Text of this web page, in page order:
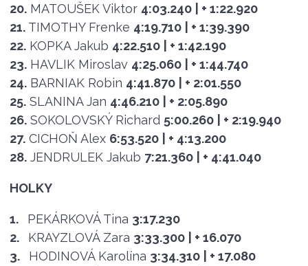
20. MATOUŠEK Viktor 4:03.240
| + 1:22.920
21. TIMOTHY Frenke 4:19.710
| + 1:39.390
22. KOPKA Jakub 4:22.510
| + 1:42.190
23. HAVLIK Miroslav 4:25.060
| + 1:44.740
24. BARNIAK Robin 4:41.870
| + 2:01.550
25. SLANINA Jan 4:46.210
| + 2:05.890
26. SOKOLOVSKÝ Richard 5:00.260
| + 2:19.940
27. CICHOŇ Alex 6:53.520
| + 4:13.200
28. JENDRULEK Jakub 7:21.360 | + 4:41.040
HOLKY
1. PEKÁRKOVÁ Tina 3:17.230
2.
KRAYZLOVÁ Zara 3:33.300
| + 16.070
3.
HODINOVÁ Karolína 3:34.310
| + 17.080